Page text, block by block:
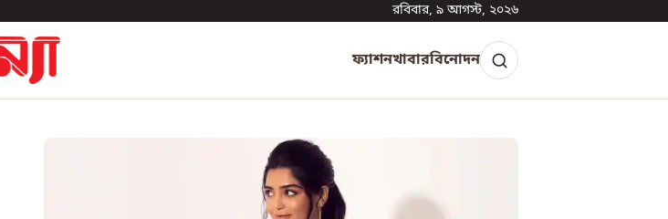
রবিবার, ৯ আগস্ট, ২০২৬
ফ্যাশনখাবারবিনোদন